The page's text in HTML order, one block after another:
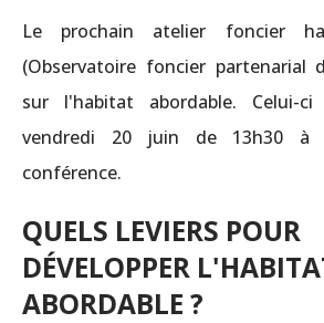
Le prochain atelier foncier
(Observatoire foncier partenarial
sur l'habitat abordable. Celui-
vendredi 20 juin de 13h30 à
conférence.
QUELS LEVIERS POUR
DÉVELOPPER
ABORDABLE ?